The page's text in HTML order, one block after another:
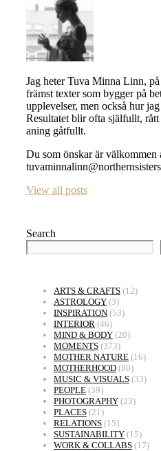
Jag heter Tuva Minna Linn,
främst texter som bygger på
upplevelser, men också hur
Resultatet blir ofta själfullt, rått
aning gåtfullt.
Du som önskar är välkommen
View all posts
Search
ARTS & CRAFTS (12)
ASTROLOGY (3)
INSPIRATION (53)
INTERIOR (46)
MIND & BODY (20)
MOMENTS (373)
MOTHER NATURE (16)
MOTHERHOOD (80)
MUSIC & VISUALS (33)
PEOPLE (39)
PHOTOGRAPHY (23)
PLACES (21)
RELATIONS (15)
SUSTAINABILITY (15)
WORK & COLLABS (17)